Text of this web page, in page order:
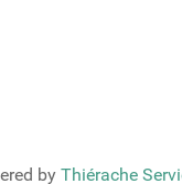
by Thiérache